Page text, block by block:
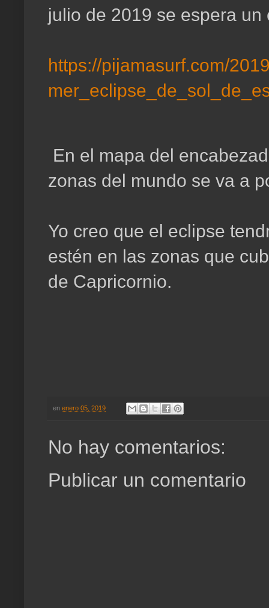
julio de 2019 se espera
https://pijamasurf.com/
En el mapa del
zonas del mundo se va a
Yo creo que el eclipse
estén en las zonas que
de Capricornio.
en enero 05, 2019
No hay comentarios:
Publicar un comentario